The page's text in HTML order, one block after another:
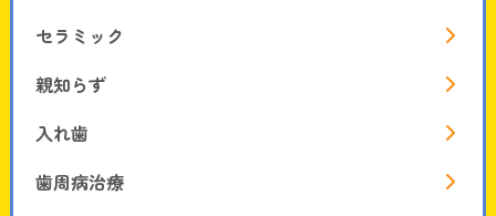
セラミック
親知らず
入れ歯
歯周病治療